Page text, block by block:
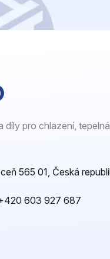
díly pro chlazení, tepelná
565 01, Česká
603 927 687